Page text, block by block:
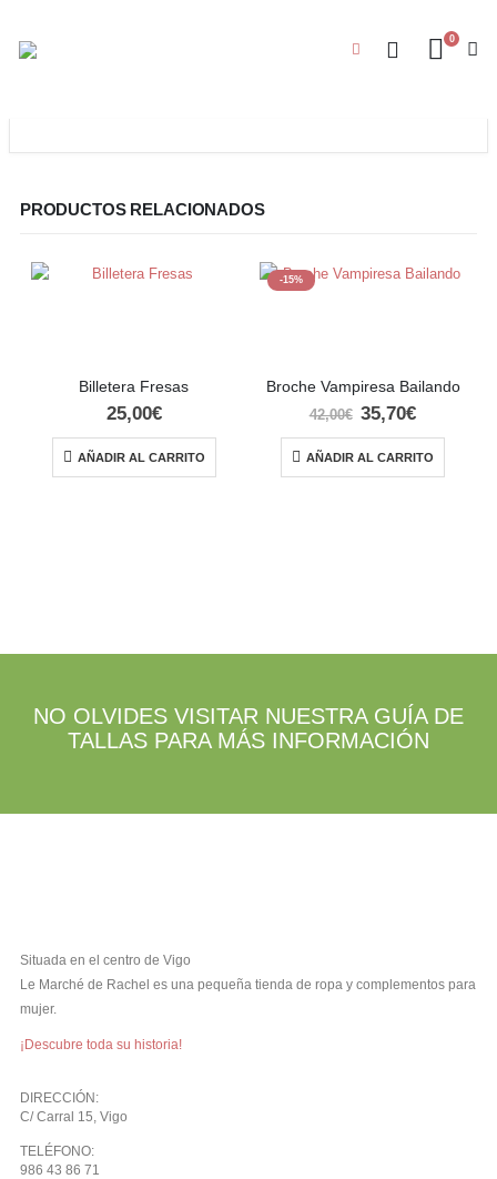
0
PRODUCTOS RELACIONADOS
Billetera Fresas
25,00€
AÑADIR AL CARRITO
-15%
Broche Vampiresa Bailando
42,00€ El
precio
era:
42,00€.
35,70€El
es:
35,70€.
AÑADIR AL CARRITO
NO OLVIDES VISITAR NUESTRA GUÍA DE
TALLAS PARA MÁS INFORMACIÓN
Situada en el centro de Vigo
Le Marché de Rachel es una pequeña tienda de ropa y complementos para
mujer.
¡Descubre toda su historia!
DIRECCIÓN:
C/ Carral 15, Vigo
TELÉFONO:
986 43 86 71